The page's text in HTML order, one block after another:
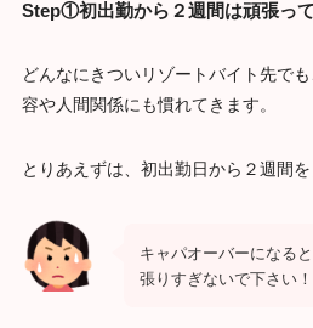
Step①初出勤から２週間は頑張っ
どんなにきついリゾートバイト先で
容や人間関係にも慣れてきます。
とりあえずは、初出勤日から２週間
キャパオーバーになる
張りすぎないで下さい！